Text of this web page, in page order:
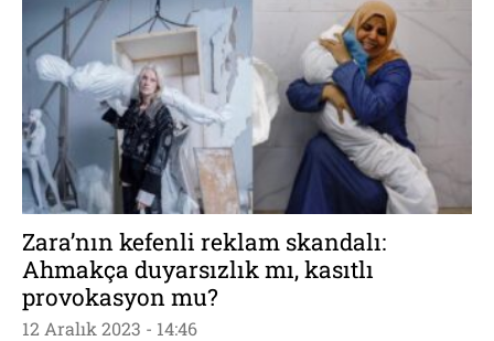
Zara’nın kefenli reklam skandalı:
Ahmakça duyarsızlık mı, kasıtlı
provokasyon mu?
12 Aralık 2023 - 14:46